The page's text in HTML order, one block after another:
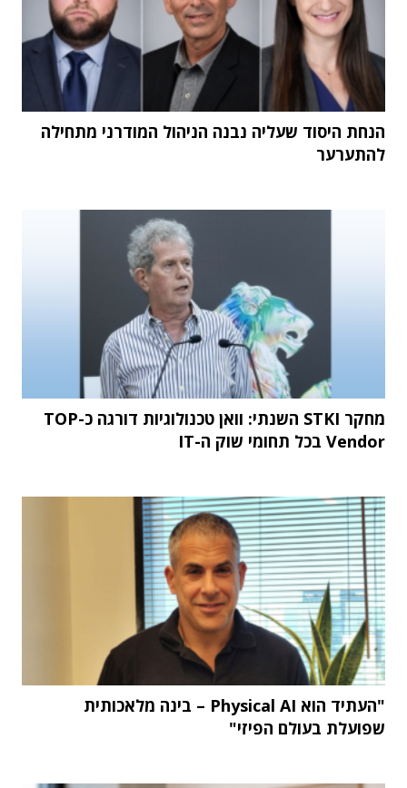
הנחת היסוד שעליה נבנה הניהול המודרני מתחילה
להתערער
מחקר STKI השנתי: וואן טכנולוגיות דורגה כ-TOP
Vendor בכל תחומי שוק ה-IT
"העתיד הוא Physical AI – בינה מלאכותית
שפועלת בעולם הפיזי"